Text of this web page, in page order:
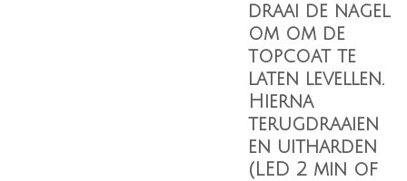
draai de nagel
om om de
topcoat te
laten levellen.
Hierna
terugdraaien
en uitharden
(LED 2 min of